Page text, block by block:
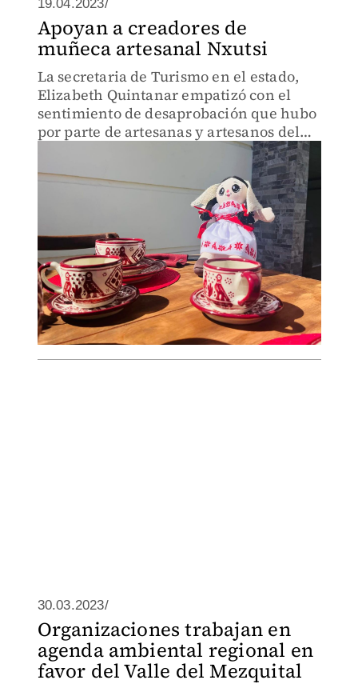
19.04.2023/
Apoyan a creadores de
muñeca artesanal Nxutsi
La secretaria de Turismo en el estado,
Elizabeth Quintanar empatizó con el
sentimiento de desaprobación que hubo
por parte de artesanas y artesanos del
30.03.2023/
Organizaciones trabajan en
agenda ambiental regional en
favor del Valle del Mezquital